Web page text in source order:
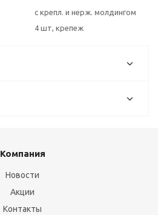
с крепл. и нерж. молдингом
4 шт, крепеж
Компания
Новости
Акции
Контакты